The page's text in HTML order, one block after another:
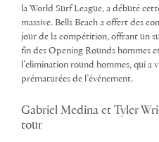
la World Surf League, a débuté
massive. Bells Beach a offert des
jour de la compétition, offrant un
fin des Opening Rounds hommes
l’elimination round hommes, qui a
prématurées de l’événement.
Gabriel Medina et Tyler
tour